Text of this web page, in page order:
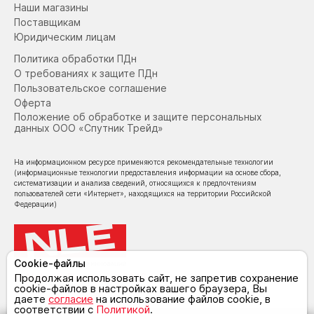
Керамическая антипригарная подошва гарантирует
легкое скольжение по любой ткани, а корпус из ABS-
пластика обеспечивает прочность и легкость.
Утюг производится в Китае и поставляется в
комплекте с мерным стаканом и руководством по
эксплуатации.
Гарантийный срок составляет 12 месяцев, что
подтверждает высокое качество и надежность
Не упустите возможность сделать вашу глажку
легкой и приятной с этим утюгом!
Наши магазины
Поставщикам
Юридическим лицам
Политика обработки ПДн
О требованиях к защите ПДн
Пользовательское соглашение
Оферта
Положение об обработке и защите персональных
данных ООО «Спутник Трейд»
© NoLimit Electronics 2026
На информационном ресурсе применяются рекомендательные технологии
(информационные технологии предоставления информации на основе сбора,
систематизации и анализа сведений, относящихся к предпочтениям
пользователей сети «Интернет», находящихся на территории Российской
Федерации)
Cookie-файлы
Продолжая использовать сайт, не запретив сохранение
cookie-файлов в настройках вашего браузера, Вы
даете согласие на использование файлов cookie, в
соответствии с Политикой.